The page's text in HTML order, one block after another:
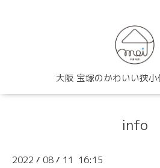
大阪 宝塚のかわいい狭
info
2022 / 08 / 11 16:15